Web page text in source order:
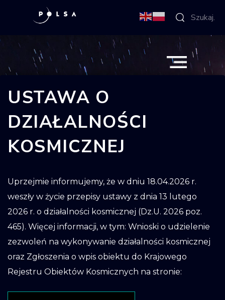
POLSA – Polska Agencja Kosmiczna
O Agencji
Misja IGNIS
NSIS
Polska w
kosmosie
Krajowy Rejestr
Obiektów
Kosmicznych
USTAWA O
DZIAŁALNOŚCI
KOSMICZNEJ
Uprzejmie informujemy, że w dniu 18.04.2026 r.
weszły w życie przepisy ustawy z dnia 13 lutego
2026 r. o działalności kosmicznej (Dz.U. 2026 poz.
465). Więcej informacji, w tym: Wnioski o udzielenie
zezwoleń na wykonywanie działalności kosmicznej
oraz Zgłoszenia o wpis obiektu do Krajowego
Rejestru Obiektów Kosmicznych na stronie: